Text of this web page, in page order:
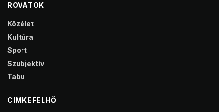
ROVATOK
Közélet
Kultúra
Sport
Szubjektív
Tabu
CIMKEFELHŐ